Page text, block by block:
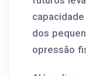
dos
opressão